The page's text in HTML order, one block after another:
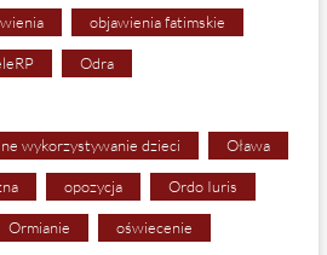
objawienia fatimskie
Odra
wykorzystywanie dzieci Oława
opozycja Ordo Iuris
Ormianie oświecenie